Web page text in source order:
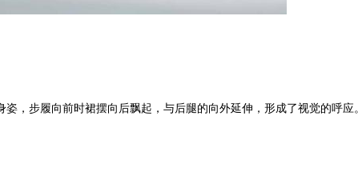
步履向前时裙摆向后飘起，与后腿的向外延伸，形成了视觉的呼应。